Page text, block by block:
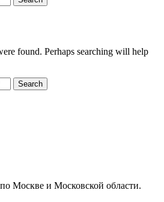
found. Perhaps searching will help
Search
Москве и Московской области.